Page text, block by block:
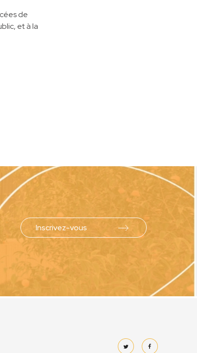
de
et à la
Inscrivez-vous